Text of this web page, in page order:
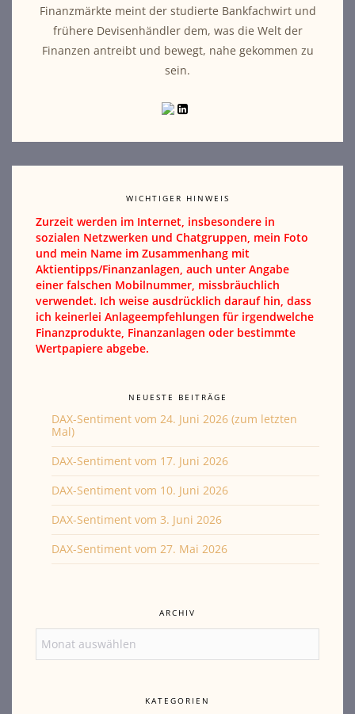
Finanzmärkte meint der studierte Bankfachwirt und
frühere Devisenhändler dem, was die Welt der
Finanzen antreibt und bewegt, nahe gekommen zu
sein.
WICHTIGER HINWEIS
Zurzeit werden im Internet, insbesondere in
sozialen Netzwerken und Chatgruppen, mein Foto
und mein Name im Zusammenhang mit
Aktientipps/Finanzanlagen, auch unter Angabe
einer falschen Mobilnummer, missbräuchlich
verwendet. Ich weise ausdrücklich darauf hin, dass
ich keinerlei Anlageempfehlungen für irgendwelche
Finanzprodukte, Finanzanlagen oder bestimmte
Wertpapiere abgebe.
NEUESTE BEITRÄGE
DAX-Sentiment vom 24. Juni 2026 (zum letzten
Mal)
DAX-Sentiment vom 17. Juni 2026
DAX-Sentiment vom 10. Juni 2026
DAX-Sentiment vom 3. Juni 2026
DAX-Sentiment vom 27. Mai 2026
ARCHIV
KATEGORIEN